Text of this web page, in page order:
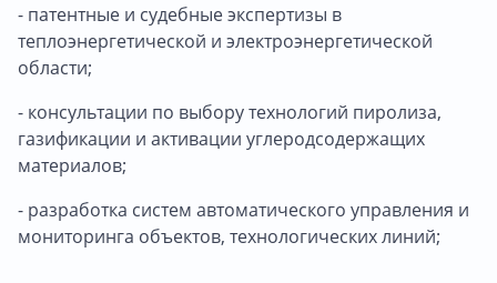
- патентные и судебные экспертизы в
теплоэнергетической и электроэнергетической
области;
- консультации по выбору технологий пиролиза,
газификации и активации углеродсодержащих
материалов;
- разработка систем автоматического управления и
мониторинга объектов, технологических линий;